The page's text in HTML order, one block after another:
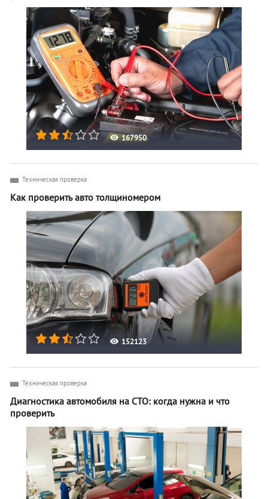
167950
152123
Техническая проверка
Как проверить авто толщиномером
Техническая проверка
Диагностика автомобиля на СТО: когда нужна и что
проверить